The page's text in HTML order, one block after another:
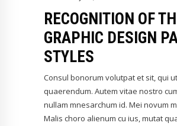
RECOGNITION OF
GRAPHIC DESIGN
STYLES
Consul bonorum volutpat et sit, qui
quaerendum. Autem vitae nostro
nullam mnesarchum id. Mei novum
Malis choro alienum cu ius, mutat